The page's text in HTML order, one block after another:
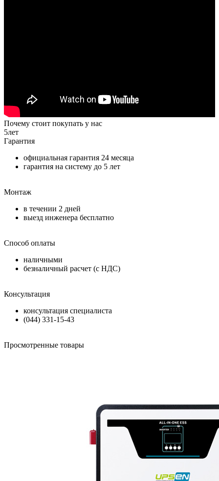
Почему стоит покупать у нас
5лет
Гарантия
официальная гарантия 24 месяца
гарантия на систему до 5 лет
Монтаж
в течении 2 дней
выезд инженера бесплатно
Способ оплаты
наличными
безналичный расчет (с НДС)
Консультация
консультация специалиста
(044) 331-15-43
Просмотренные товары